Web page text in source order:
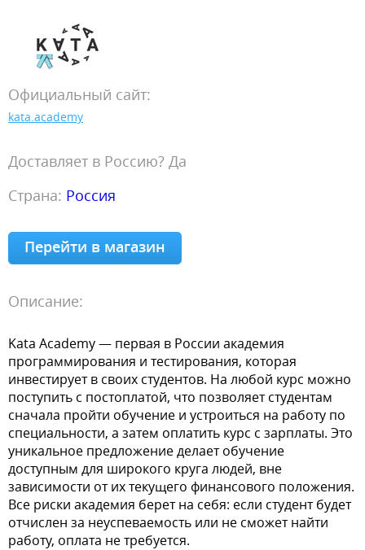
Официальный сайт:
kata.academy
Доставляет в Россию? Да
Страна: Россия
Перейти в магазин
Описание:
Kata Academy — первая в России академия
программирования и тестирования, которая
инвестирует в своих студентов. На любой курс можно
поступить с постоплатой, что позволяет студентам
сначала пройти обучение и устроиться на работу по
специальности, а затем оплатить курс с зарплаты. Это
уникальное предложение делает обучение
доступным для широкого круга людей, вне
зависимости от их текущего финансового положения.
Все риски академия берет на себя: если студент будет
отчислен за неуспеваемость или не сможет найти
работу, оплата не требуется.